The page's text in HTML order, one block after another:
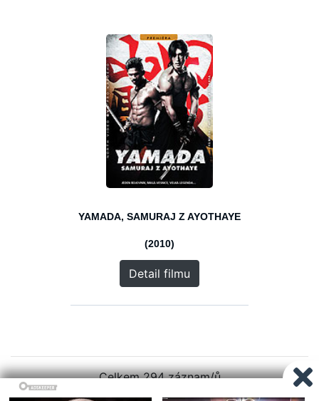
YAMADA, SAMURAJ Z AYOTHAYE
(2010)
Detail filmu
Celkem 294 záznam/ů